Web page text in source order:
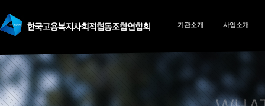
기관소개 사업소개